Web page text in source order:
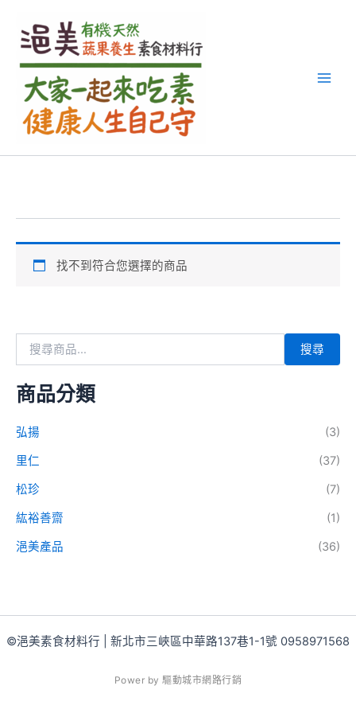
找不到符合您選擇的商品
關
字
搜尋
商品分類
弘揚
(3)
里仁
(37)
松珍
(7)
紘裕善齋
(1)
浥美產品
(36)
©浥美素食材料行 | 新北市三峽區中華路137巷1-1號 0958971568
Power by 驅動城市網路行銷